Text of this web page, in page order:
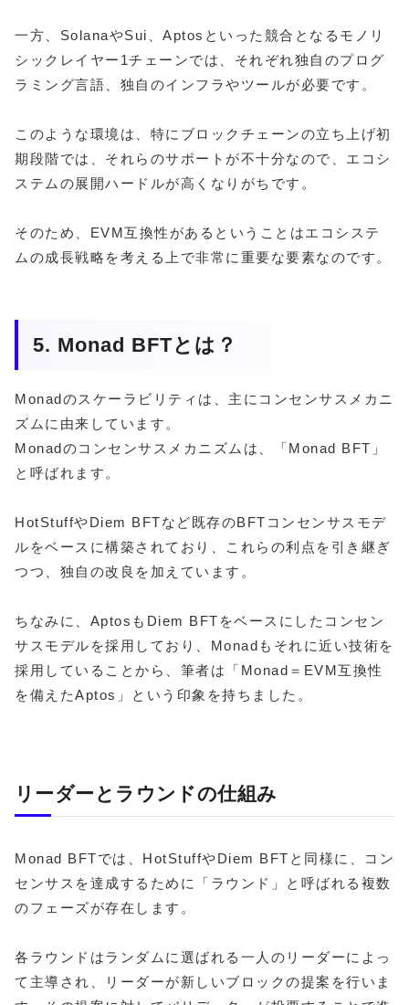
一方、SolanaやSui、Aptosといった競合となるモノリ
シックレイヤー1チェーンでは、それぞれ独自のプログ
ラミング言語、独自のインフラやツールが必要です。
このような環境は、特にブロックチェーンの立ち上げ初
期段階では、それらのサポートが不十分なので、エコシ
ステムの展開ハードルが高くなりがちです。
そのため、EVM互換性があるということはエコシステ
ムの成長戦略を考える上で非常に重要な要素なのです。
5. Monad BFTとは？
Monadのスケーラビリティは、主にコンセンサスメカニ
ズムに由来しています。
Monadのコンセンサスメカニズムは、「Monad BFT」
と呼ばれます。
HotStuffやDiem BFTなど既存のBFTコンセンサスモデ
ルをベースに構築されており、これらの利点を引き継ぎ
つつ、独自の改良を加えています。
ちなみに、AptosもDiem BFTをベースにしたコンセン
サスモデルを採用しており、Monadもそれに近い技術を
採用していることから、筆者は「Monad＝EVM互換性
を備えたAptos」という印象を持ちました。
リーダーとラウンドの仕組み
Monad BFTでは、HotStuffやDiem BFTと同様に、コン
センサスを達成するために「ラウンド」と呼ばれる複数
のフェーズが存在します。
各ラウンドはランダムに選ばれる一人のリーダーによっ
て主導され、リーダーが新しいブロックの提案を行いま